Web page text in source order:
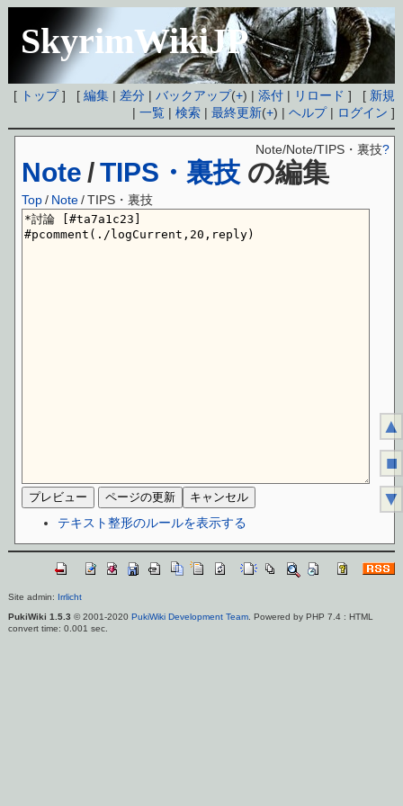
SkyrimWikiJP
[ トップ] [編集 | 差分 |バックアップ(+) |添付 | リロード ] [ 新規
|一覧 |検索 |最終更新(+) |ヘルプ| ログイン ]
Note /TIPS・裏技 の編集
Note/Note/TIPS・裏技?
Top / Note/TIPS・裏技
テキスト整形のルールを表示する
Site admin: Irrlicht
PukiWiki 1.5.3 © 2001-2020 PukiWiki Development Team. Powered by PHP 7.4 : HTML
convert time: 0.001 sec.
▲
■
▼